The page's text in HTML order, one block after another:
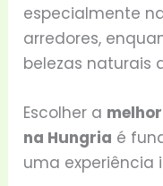
especialmente
arredores,
belezas naturais
Escolher a
na Hungria é
uma experiência